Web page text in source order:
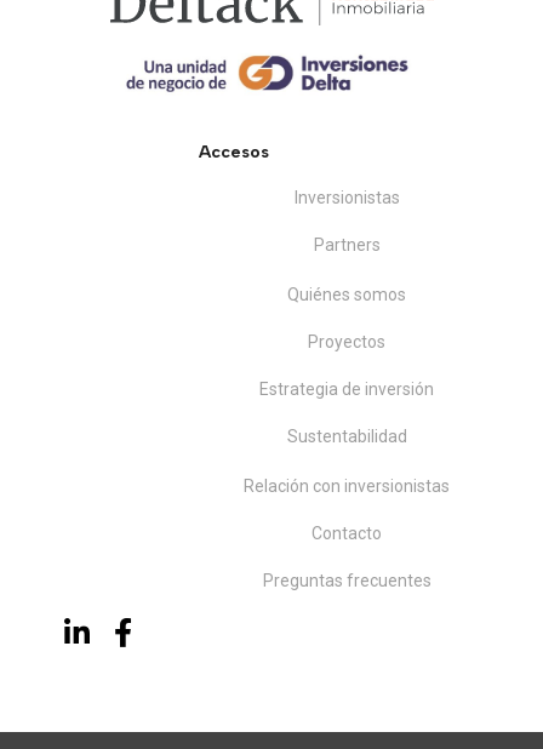
Accesos
Inversionistas
Partners
Quiénes somos
Proyectos
Estrategia de inversión
Sustentabilidad
Relación con inversionistas
Contacto
Preguntas frecuentes